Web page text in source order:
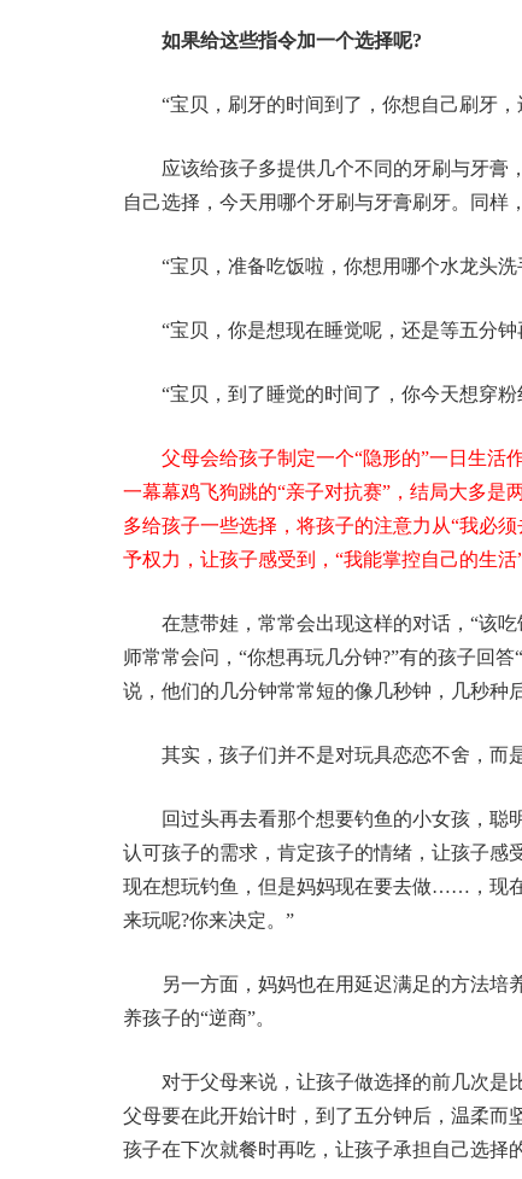
如果给这些指令加一个选择呢?
“宝贝，刷牙的时间到了，你想自己刷牙
应该给孩子多提供几个不同的牙刷与牙膏
自己选择，今天用哪个牙刷与牙膏刷牙。
同样
“宝贝，准备吃饭啦，你想用哪个水龙头
“宝贝，你是想现在睡觉呢，还是等五分
“宝贝，到了睡觉的时间了，你今天想穿
父母会给孩子制定一个“隐形的”一日生活
一幕幕鸡飞狗跳的“亲子对抗赛”，结局大多是
多给孩子一些选择，将孩子的注意力从“我
予权力，让孩子感受到，“我能掌控自己的生活
在慧带娃，常常会出现这样的对话，“该
师常常会问，“你想再玩几分钟?”有的孩子回
说，他们的几分钟常常短的像几秒钟，几秒种
其实，孩子们并不是对玩具恋恋不舍，而
回过头再去看那个想要钓鱼的小女孩，聪
认可孩子的需求，肯定孩子的情绪，让孩子感
现在想玩钓鱼，但是妈妈现在要去做……，现
来玩呢?你来决定。”
另一方面，妈妈也在用延迟满足的方法培
养孩子的“逆商”。
对于父母来说，让孩子做选择的前几次是
父母要在此开始计时，到了五分钟后，温柔而
孩子在下次就餐时再吃，让孩子承担自己选择